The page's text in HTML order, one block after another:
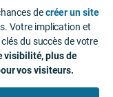
decréer un site
Votre implication et
du succès de votre
visibilité, plus de
vos visiteurs.